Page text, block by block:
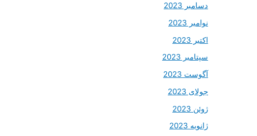
دسامبر 2023
نوامبر 2023
اکتبر 2023
سپتامبر 2023
آگوست 2023
جولای 2023
ژوئن 2023
ژانویه 2023